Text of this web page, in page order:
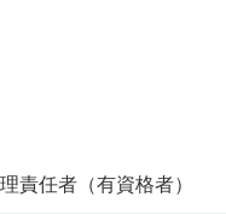
責任者（有資格者）